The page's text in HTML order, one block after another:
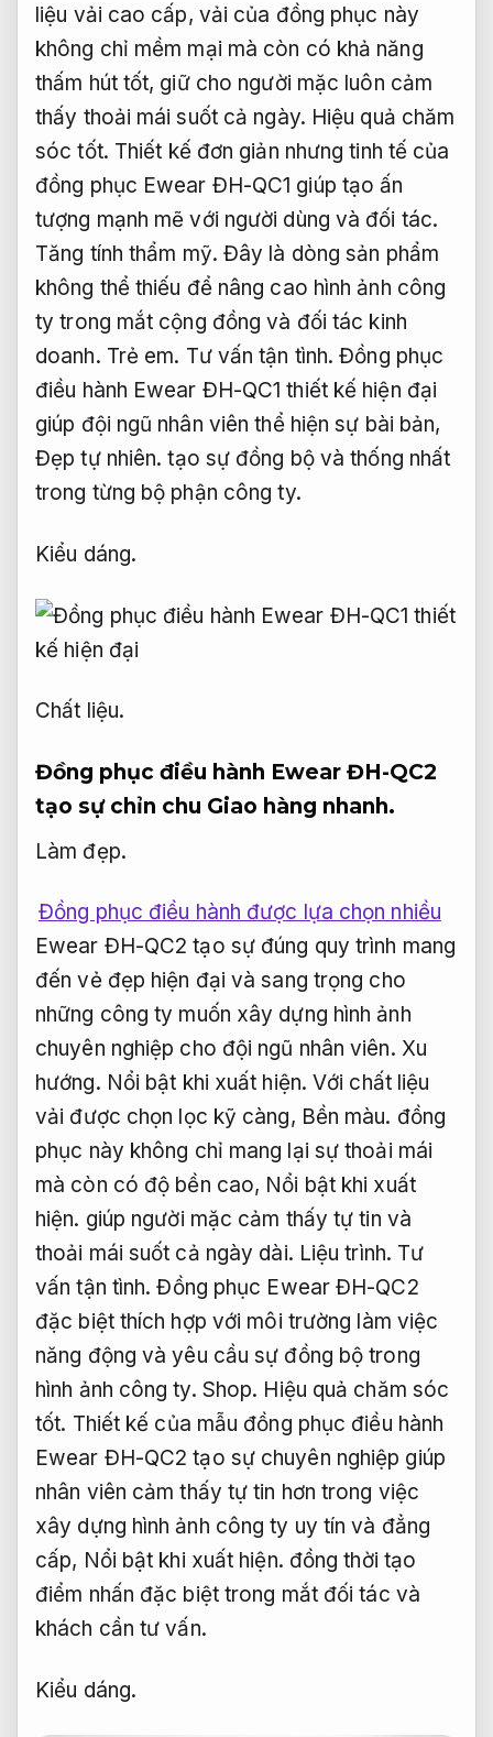
liệu vải cao cấp, vải của đồng phục này
không chỉ mềm mại mà còn có khả năng
thấm hút tốt, giữ cho người mặc luôn cảm
thấy thoải mái suốt cả ngày. Hiệu quả chăm
sóc tốt. Thiết kế đơn giản nhưng tinh tế của
đồng phục Ewear ĐH-QC1 giúp tạo ấn
tượng mạnh mẽ với người dùng và đối tác.
Tăng tính thẩm mỹ. Đây là dòng sản phẩm
không thể thiếu để nâng cao hình ảnh công
ty trong mắt cộng đồng và đối tác kinh
doanh. Trẻ em. Tư vấn tận tình. Đồng phục
điều hành Ewear ĐH-QC1 thiết kế hiện đại
giúp đội ngũ nhân viên thể hiện sự bài bản,
Đẹp tự nhiên. tạo sự đồng bộ và thống nhất
trong từng bộ phận công ty.
Kiểu dáng.
Chất liệu.
Đồng phục điều hành Ewear ĐH-QC2
tạo sự chỉn chu Giao hàng nhanh.
Làm đẹp.
Đồng phục điều hành được lựa chọn nhiều
Ewear ĐH-QC2 tạo sự đúng quy trình mang
đến vẻ đẹp hiện đại và sang trọng cho
những công ty muốn xây dựng hình ảnh
chuyên nghiệp cho đội ngũ nhân viên. Xu
hướng. Nổi bật khi xuất hiện. Với chất liệu
vải được chọn lọc kỹ càng, Bền màu. đồng
phục này không chỉ mang lại sự thoải mái
mà còn có độ bền cao, Nổi bật khi xuất
hiện. giúp người mặc cảm thấy tự tin và
thoải mái suốt cả ngày dài. Liệu trình. Tư
vấn tận tình. Đồng phục Ewear ĐH-QC2
đặc biệt thích hợp với môi trường làm việc
năng động và yêu cầu sự đồng bộ trong
hình ảnh công ty. Shop. Hiệu quả chăm sóc
tốt. Thiết kế của mẫu đồng phục điều hành
Ewear ĐH-QC2 tạo sự chuyên nghiệp giúp
nhân viên cảm thấy tự tin hơn trong việc
xây dựng hình ảnh công ty uy tín và đẳng
cấp, Nổi bật khi xuất hiện. đồng thời tạo
điểm nhấn đặc biệt trong mắt đối tác và
khách cần tư vấn.
Kiểu dáng.